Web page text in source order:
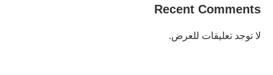
Recent Comments
لا توجد تعليقات للعرض.